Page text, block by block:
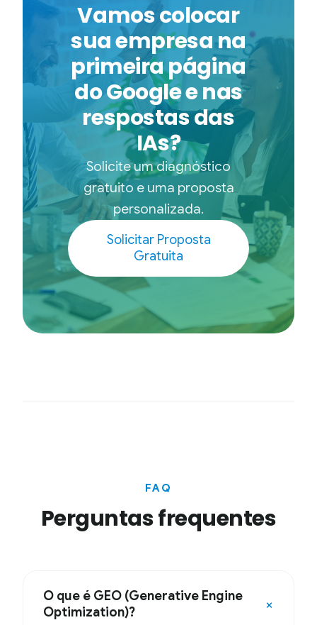
Vamos colocar
sua empresa na
primeira página
do Google e nas
respostas das
IAs?
Solicite um diagnóstico
gratuito e uma proposta
personalizada.
Solicitar Proposta
Gratuita
FAQ
Perguntas frequentes
O que é GEO (Generative Engine
Optimization)?
+